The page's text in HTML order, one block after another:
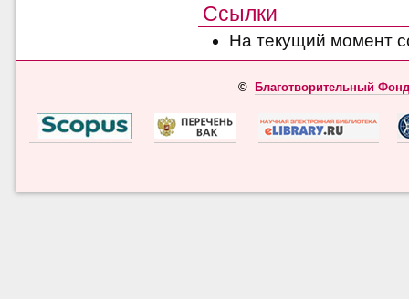
Ссылки
На текущий момент
© Благотворительный